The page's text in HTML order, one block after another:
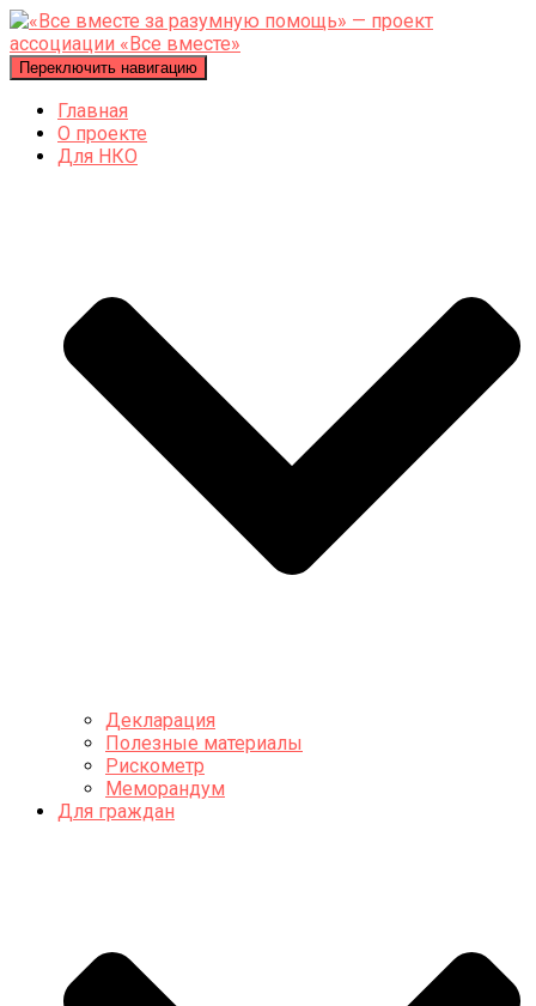
Переключить навигацию
Главная
О проекте
Для НКО
Декларация
Полезные материалы
Рискометр
Меморандум
Для граждан